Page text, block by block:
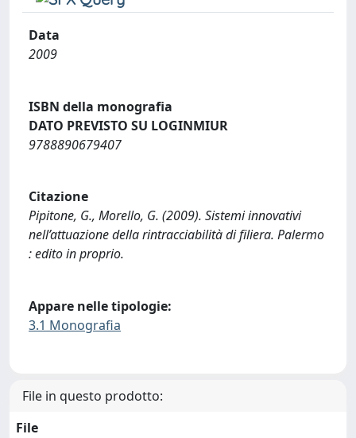
Data
2009
ISBN della monografia
DATO PREVISTO SU LOGINMIUR
9788890679407
Citazione
Pipitone, G., Morello, G. (2009). Sistemi innovativi
nell’attuazione della rintracciabilità di filiera. Palermo
: edito in proprio.
Appare nelle tipologie:
3.1 Monografia
File in questo prodotto:
File